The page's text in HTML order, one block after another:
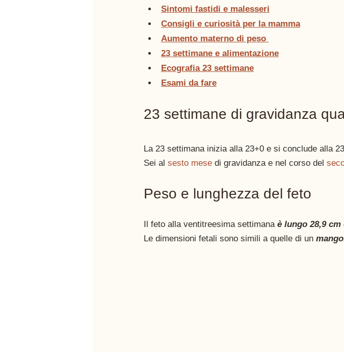
Sintomi fastidi e malesseri
Consigli e curiosità per la mamma
Aumento materno di peso
23 settimane e alimentazione
Ecografia 23 settimane
Esami da fare
23 settimane di gravidanza
La 23 settimana inizia alla 23+0 e si conclude alla
Sei al sesto mese di gravidanza e nel corso del
Peso e lunghezza del feto
Il feto alla ventitreesima settimana è lungo 28,9 cm
Le dimensioni fetali sono simili a quelle di un